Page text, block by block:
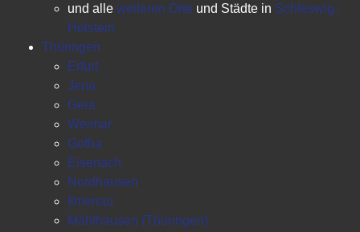
und alle weiteren Orte und Städte in Schleswig-
Holstein
Thüringen
Erfurt
Jena
Gera
Weimar
Gotha
Eisenach
Nordhausen
Ilmenau
Mählhausen (Thüringen)